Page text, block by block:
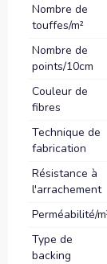
Nombre de
touffes/m²
Nombre de
points/10cm
Couleur de
fibres
Technique de
fabrication
Résistance à
l'arrachement
Perméabilité/
Type de
backing